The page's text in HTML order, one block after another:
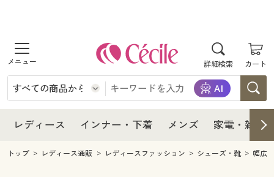
詳細検索 カート
商品を探す
レディース
レディースファッション
インナー・下着
インナー・下着通販すべて
メンズ
レディース インナー・下着 メンズ 家電・雑貨
レディース
レディース通販すべて
レディースファッション
インナー・下着
インナー・下着通販すべて
メンズ
トップ レディース通販 レディースファッション シューズ・靴 幅広